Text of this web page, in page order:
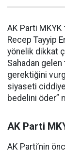
AK Parti MKYK
Recep Tayyip
yönelik dikkat
Sahadan
gerektiğini
siyaseti ciddiye
bedelini öder”
AK Parti
AK Parti’nin